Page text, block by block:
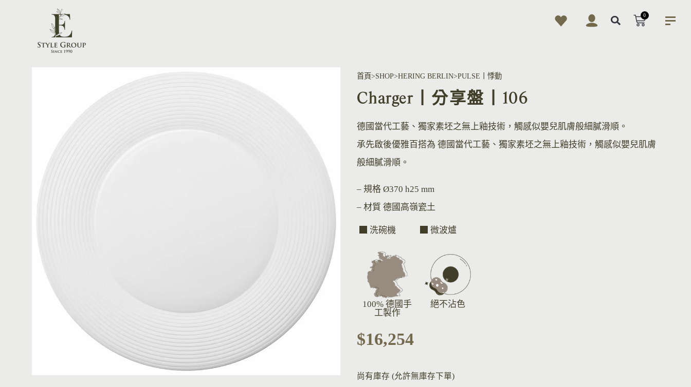
0
首頁 SHOP HERING BERLIN PULSE丨悸動
Charger丨分享盤丨106
德國當代工藝、獨家素坯之無上釉技術，觸感似嬰兒肌膚般細膩滑順。
承先啟後優雅百搭為 德國當代工藝、獨家素坯之無上釉技術，觸感似嬰兒肌膚
般細膩滑順。
– 規格 Ø370 h25 mm
– 材質 德國高嶺瓷土
洗碗機 微波爐
100% 德國手
工製作
絕不沾色
$16,254
尚有庫存 (允許無庫存下單)